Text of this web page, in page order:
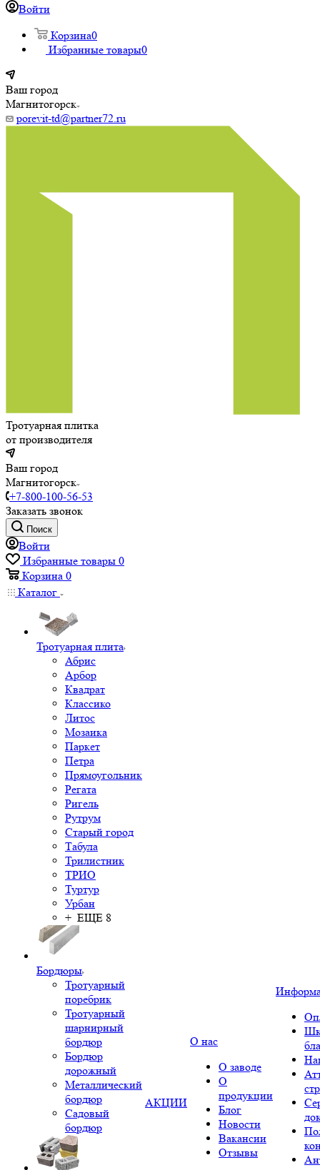
Войти
Корзина0
Избранные товары0
Ваш город
Магнитогорск
porevit-td@partner72.ru
Тротуарная плитка
от производителя
Ваш город
Магнитогорск
+7-800-100-56-53
Заказать звонок
Поиск
Войти
Избранные товары 0
Корзина 0
Каталог
Тротуарная плита
Абрис
Арбор
Квадрат
Классико
Литос
Мозаика
Паркет
Петра
Прямоугольник
Регата
Ригель
Рутрум
Старый город
Табула
Трилистник
ТРИО
Туртур
Урбан
+ ЕЩЕ 8
Бордюры
Тротуарный
поребрик
Тротуарный
шарнирный
бордюр
Бордюр
дорожный
Металлический
бордюр
Садовый
бордюр
АКЦИИ
О нас
О заводе
О
продукции
Блог
Новости
Вакансии
Отзывы